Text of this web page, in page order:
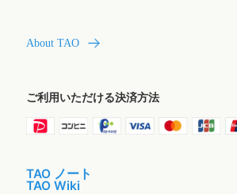
About TAO
ご利用いただける決済方法
TAO ノート
TAO Wiki